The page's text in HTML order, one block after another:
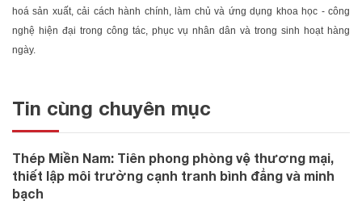
hoá sản xuất, cải cách hành chính, làm chủ và ứng dụng khoa học - công
nghệ hiện đại trong công tác, phục vụ nhân dân và trong sinh hoạt hàng
ngày.
Tin cùng chuyên mục
Thép Miền Nam: Tiên phong phòng vệ thương mại,
thiết lập môi trường cạnh tranh bình đẳng và minh
bạch